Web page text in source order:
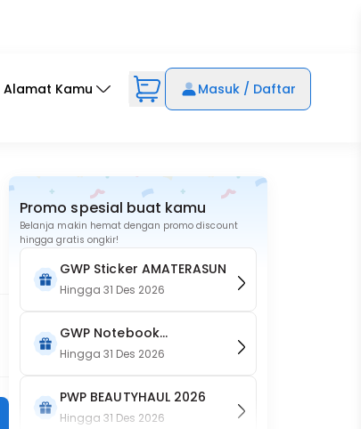
Alamat Kamu Masuk / Daftar
Promo spesial buat kamu
Belanja makin hemat dengan promo discount
hingga gratis ongkir!
GWP Sticker AMATERASUN
Hingga31 Des 2026
GWP Notebook
AMATERASUN
Hingga31 Des 2026
PWP BEAUTYHAUL 2026
Hingga31 Des 2026